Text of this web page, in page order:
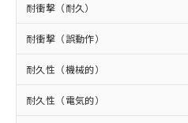
耐衝撃（耐久）
耐衝撃（誤動作）
耐久性（機械的）
耐久性（電気的）
在庫状況および
事前の承諾なく第
示しないようお
マイパーツ機能
メンバーズにご
※2 対応予定月
部品在庫の切り替え状
月が前後することがあ
「ｅ」：有害物質（10
準値以下であることを
「10」：通常の使用状
質が外部に漏えいし、
及ぼさない年数を意味
「－」：未確認です。
当社は、貴社製
場合は、上記1、2
該第三者に通知
販売先および販
法に輸出するお
り引きをいたしま
たはお客様
機器販売店
空
白
受注生産機
情報を公開